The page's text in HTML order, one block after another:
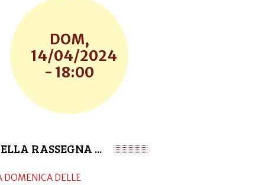
DOM,
14/04/2024
- 18:00
RASSEGNA ...
DOMENICA DELLE